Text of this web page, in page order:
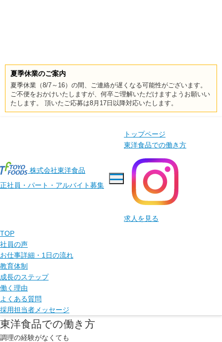
夏季休業のご案内
夏季休業（8/7～16）の間、ご連絡が遅くなる可能性がございます。
ご不便をおかけいたしますが、何卒ご理解いただけますようお願いい
たします。 頂いたご応募は8月17日以降対応いたします。
株式会社東洋食品
正社員・パート・アルバイト募集
トップページ
東洋食品での働き方
求人を見る
TOP
社員の声
お仕事詳細・1日の流れ
教育体制
成長のステップ
働く理由
よくある質問
採用担当者メッセージ
東洋食品での働き方
調理の経験がなくても